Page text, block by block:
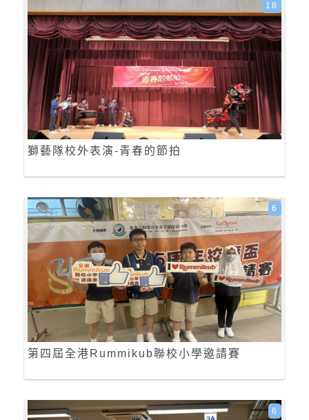
獅藝隊校外表演-青春的節拍
18
第四屆全港Rummikub聯校小學邀請賽
6
6